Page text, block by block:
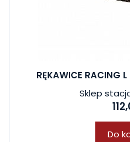
RĘKAWICE RACING
Sklep
Do